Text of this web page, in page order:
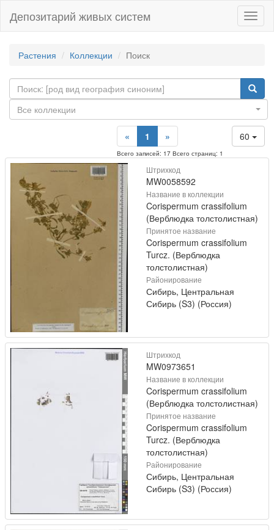
Депозитарий живых систем
Растения Коллекции Поиск
Все коллекции
60
« 1 »
Всего записей: 17 Всего страниц: 1
Штрихкод
MW0058592
Название в коллекции
Corispermum crassifolium
(Верблюдка толстолистная)
Принятое название
Corispermum crassifolium
Turcz. (Верблюдка
толстолистная)
Районирование
Сибирь, Центральная
Сибирь (S3) (Россия)
Штрихкод
MW0973651
Название в коллекции
Corispermum crassifolium
(Верблюдка толстолистная)
Принятое название
Corispermum crassifolium
Turcz. (Верблюдка
толстолистная)
Районирование
Сибирь, Центральная
Сибирь (S3) (Россия)